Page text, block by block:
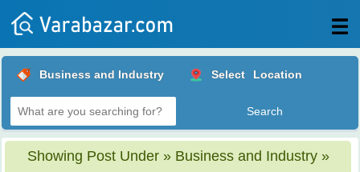
Posts
Login
your
Business and Industry Select Location
Showing Post Under » Business and Industry »